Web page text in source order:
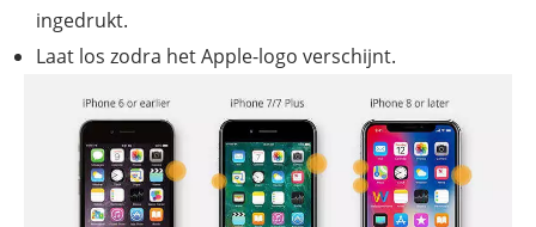
ingedrukt.
Laat los zodra het Apple-logo verschijnt.